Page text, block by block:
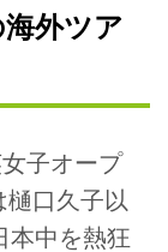
外ツア
子オープ
樋口久子以
本中を熱狂